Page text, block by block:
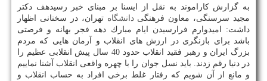
به گزارش كاراموند به نقل از ایسنا بر مبنای خبر رسیدهف دكتر
مجید سرسنگی، معاون فرهنگیدانشگاه تهران، در سخنانی اظهار
داشت: امیدوارم فرارسیدن ایام مبارك دهه فجر بهانه و فرصتی
باشد برای بازنگری در ارزش های انقلاب و آرمان هایی كه مردم
بزرگ ایران و رهبر فقید انقلاب حدود 40 سال پیش انقلابی عظیم را
در دنیا رقم زدند. باید نسل جوان را با چهره واقعی انقلاب آشنا نماییم
و مانع از آن شویم كه رفتار غلط برخی افراد به حساب انقلاب و